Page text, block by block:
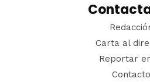
Carta al
Reportar
Contacto